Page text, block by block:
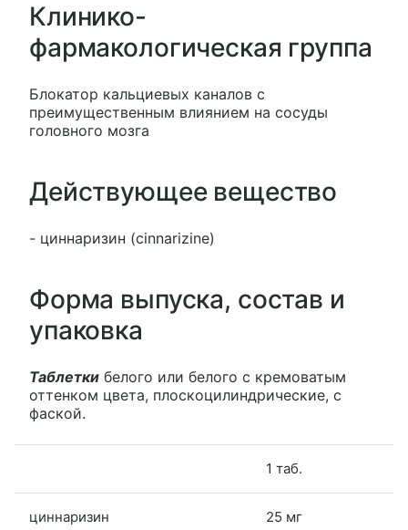
Клинико-
фармакологическая группа
Блокатор кальциевых каналов с
преимущественным влиянием на сосуды
головного мозга
Действующее вещество
- циннаризин (cinnarizine)
Форма выпуска, состав и
упаковка
Таблетки белого или белого с кремоватым
оттенком цвета, плоскоцилиндрические, с
фаской.
1 таб.
циннаризин 25 мг